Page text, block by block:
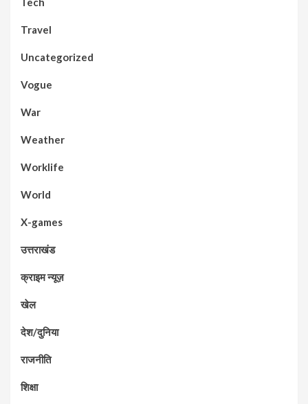
Travel
Uncategorized
Vogue
War
Weather
Worklife
World
X-games
उत्तराखंड
क्राइम न्यूज़
खेल
देश/दुनिया
राजनीति
शिक्षा